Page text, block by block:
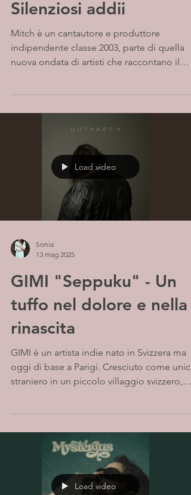
Silenziosi addii
Mitch è un cantautore e produttore
indipendente classe 2003, parte di quella
nuova ondata di artisti che raccontano il
Load video
Sonia
13 mag 2025
GIMI "Seppuku" - Un
tuffo nel dolore e nella
rinascita
GIMI è un artista indie nato in Svizzera ma
oggi di base a Parigi. Cresciuto come unico
straniero in un piccolo villaggio svizzero,
Load video